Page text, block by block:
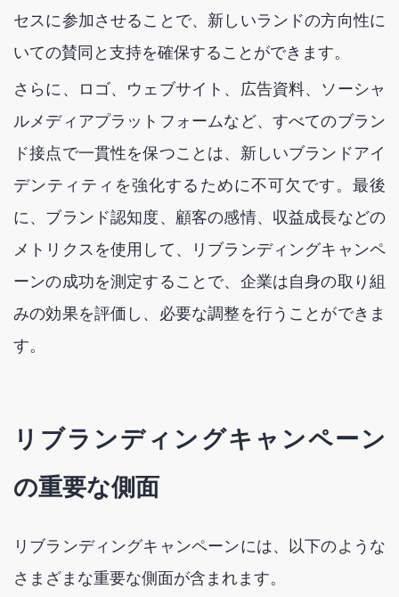
セスに参加させることで、新しいランドの方向性に
いての賛同と支持を確保することができます。
さらに、ロゴ、ウェブサイト、広告資料、ソーシャ
ルメディアプラットフォームなど、すべてのブラン
ド接点で一貫性を保つことは、新しいブランドアイ
デンティティを強化するために不可欠です。最後
に、ブランド認知度、顧客の感情、収益成長などの
メトリクスを使用して、リブランディングキャンペ
ーンの成功を測定することで、企業は自身の取り組
みの効果を評価し、必要な調整を行うことができま
す。
リブランディングキャンペーン
の重要な側面
リブランディングキャンペーンには、以下のような
さまざまな重要な側面が含まれます。